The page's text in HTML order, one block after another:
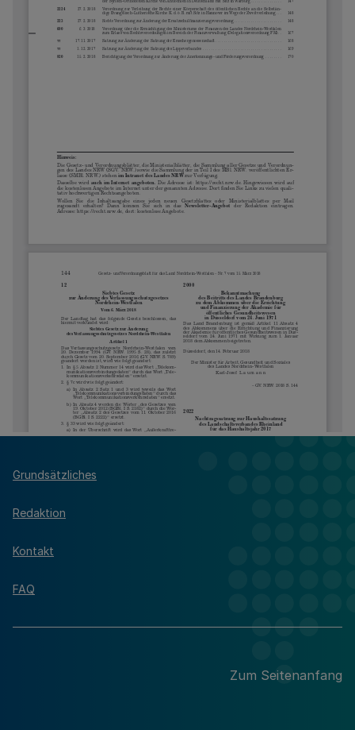
Grundsätzliches
Redaktion
Kontakt
FAQ
Zum Seitenanfang